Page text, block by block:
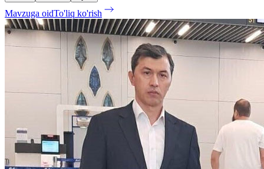
Mavzuga oidTo'liq ko'rish